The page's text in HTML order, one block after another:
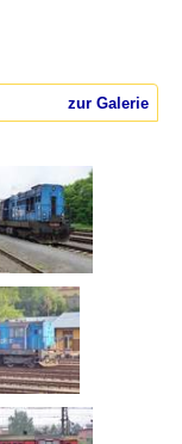
zur Galerie